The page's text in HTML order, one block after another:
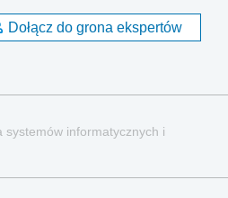
Dołącz do grona ekspertów
informatycznych i